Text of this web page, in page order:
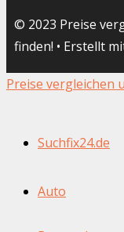
© 2023 Preise
finden! • Erstellt
Preise vergleichen
Suchfix24.de
Auto